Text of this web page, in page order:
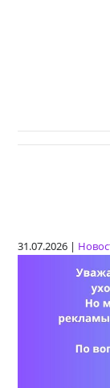
31.07.2026 |